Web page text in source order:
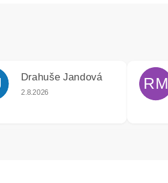
Drahuše Jandová
Hodnocení obchodu je 5 z 5 hvězdiček.
2.8.2026 RM